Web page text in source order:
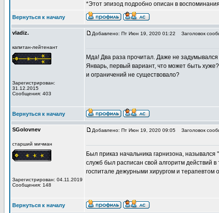
*Этот эпизод подробно описан в
Вернуться к началу
vladiz.
капитан-лейтенант
Зарегистрирован:
31.12.2015
Сообщения: 403
Добавлено: Пт Июн 19, 2020 01:22 Заголовок
Мда! Два раза прочитал. Даже не
Январь, первый вариант, что может быть
и ограничений не существовало?
Вернуться к началу
SGolovnev
старший мичман
Зарегистрирован: 04.11.2019
Сообщения: 148
Добавлено: Пт Июн 19, 2020 09:05 Заголовок
Был приказ начальника гарнизона,
служб был расписан свой алгоритм действий
госпитале дежурными хирургом и терапевтом
Вернуться к началу